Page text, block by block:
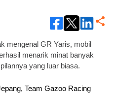
mengenal GR Yaris, mobil
menarik minat banyak
yang luar biasa.
Team Gazoo Racing